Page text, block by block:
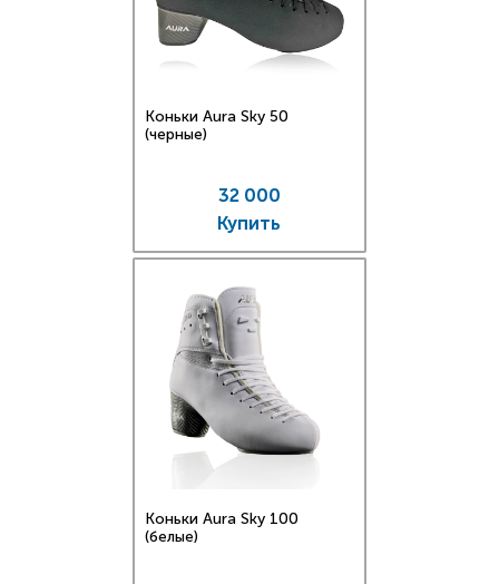
Коньки Aura Sky 50
(черные)
32 000
Купить
Коньки Aura Sky 100
(белые)